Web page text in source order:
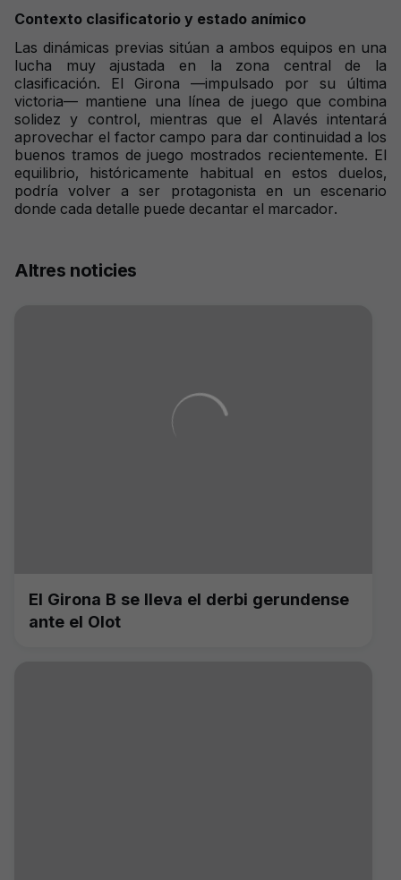
Contexto clasificatorio y estado anímico
Las dinámicas previas sitúan a ambos equipos en una
lucha muy ajustada en la zona central de la
clasificación. El Girona —impulsado por su última
victoria— mantiene una línea de juego que combina
solidez y control, mientras que el Alavés intentará
aprovechar el factor campo para dar continuidad a los
buenos tramos de juego mostrados recientemente. El
equilibrio, históricamente habitual en estos duelos,
podría volver a ser protagonista en un escenario
donde cada detalle puede decantar el marcador.
Altres noticies
El Girona B se lleva el derbi gerundense
ante el Olot